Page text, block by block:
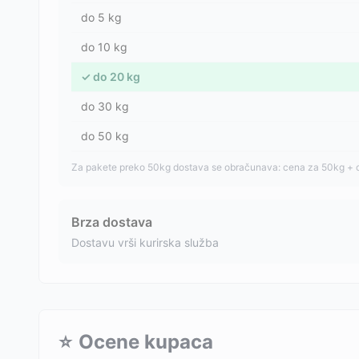
do 5 kg
do 10 kg
✓ do 20 kg
do 30 kg
do 50 kg
Za pakete preko 50kg dostava se obračunava: cena za 50kg +
Brza dostava
Dostavu vrši kurirska služba
⭐ Ocene kupaca